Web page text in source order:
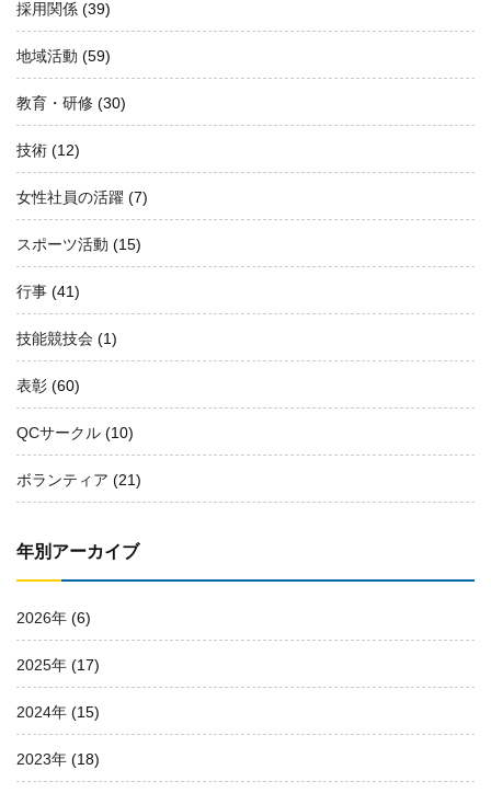
採用関係 (39)
地域活動 (59)
教育・研修 (30)
技術 (12)
女性社員の活躍 (7)
スポーツ活動 (15)
行事 (41)
技能競技会 (1)
表彰 (60)
QCサークル (10)
ボランティア (21)
年別アーカイブ
2026年 (6)
2025年 (17)
2024年 (15)
2023年 (18)